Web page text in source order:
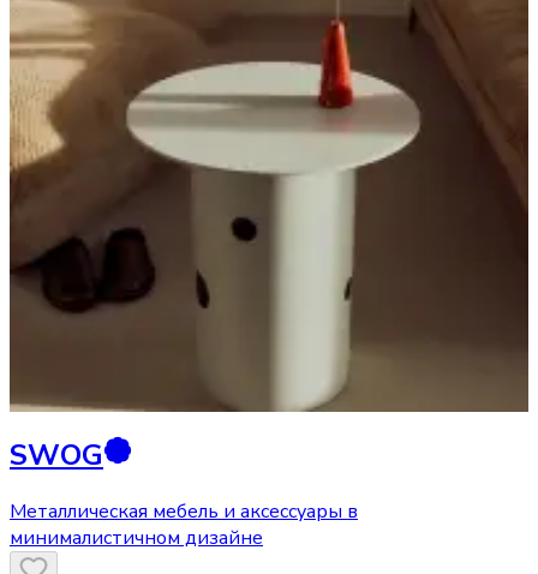
SWOG
Металлическая мебель и аксессуары в
минималистичном дизайне